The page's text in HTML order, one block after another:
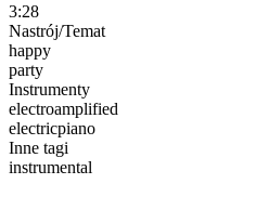
3:28
Nastrój/Temat
happy
party
Instrumenty
electroamplified
electricpiano
Inne tagi
instrumental